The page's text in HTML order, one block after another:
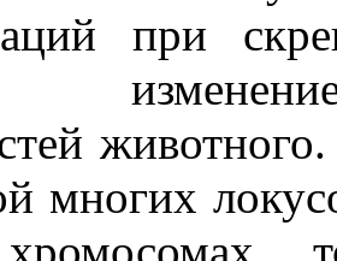
при
многих